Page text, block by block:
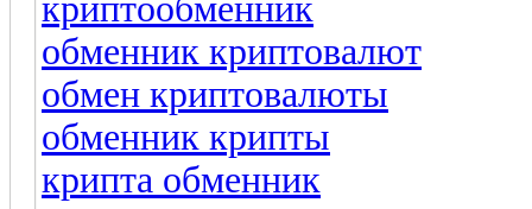
криптообменник
обменник криптовалют
обмен криптовалюты
обменник крипты
крипта обменник